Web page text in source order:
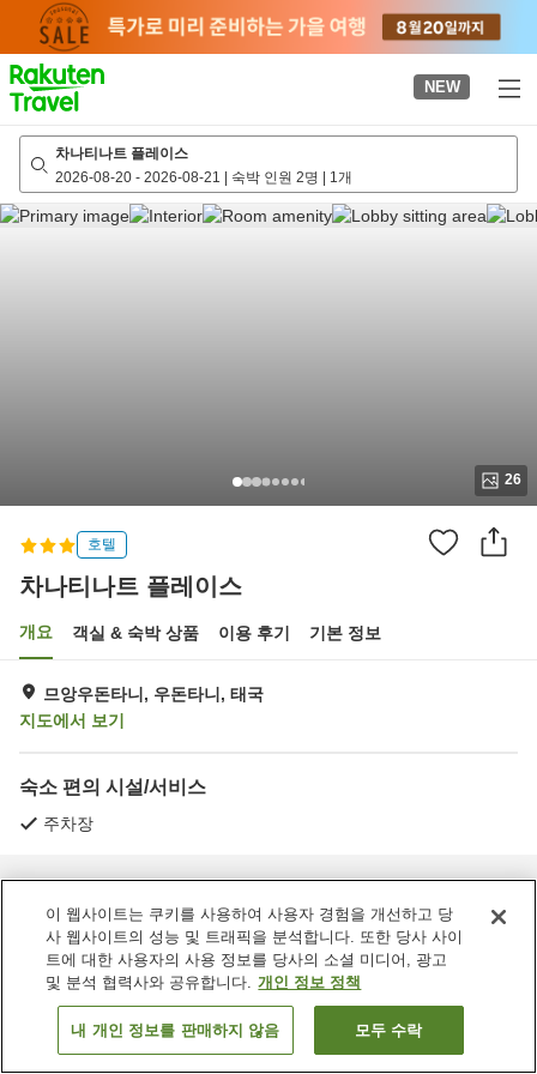
page
NEW
차나티나트 플레이스
2026-08-20 - 2026-08-21 | 숙박 인원 2명 | 1개
26
호텔
차나티나트 플레이스
개요 객실 & 숙박 상품 이용 후기 기본 정보
므앙우돈타니, 우돈타니, 태국
지도에서 보기
숙소 편의 시설/서비스
주차장
홈 태국 우돈타니 므앙우돈타니 차나티나트 플레이스
객실 보기
이 웹사이트는 쿠키를 사용하여 사용자 경험을 개선하고 당
사 웹사이트의 성능 및 트래픽을 분석합니다. 또한 당사 사이
트에 대한 사용자의 사용 정보를 당사의 소셜 미디어, 광고
및 분석 협력사와 공유합니다. 개인 정보 정책
내 개인 정보를 판매하지 않음 모두 수락